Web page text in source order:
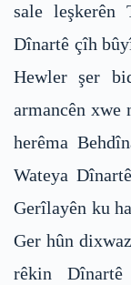
sale
Dînartê çîh
Hewler şer
armancên xwe
herêma
Wateya
Gerîlayên ku
Ger hûn
rêkin